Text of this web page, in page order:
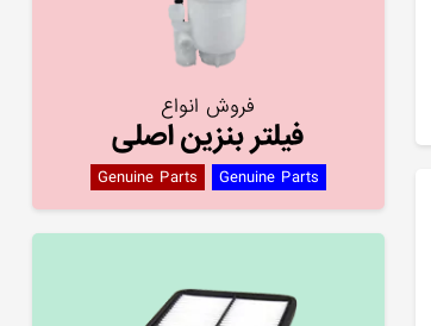
فروش انواع
فیلتر بنزین اصلی
Genuine Parts Genuine Parts